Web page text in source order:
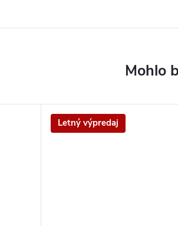
Letný výpredaj